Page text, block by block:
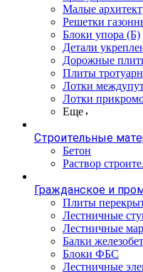
Малые
Решетки
Блоки упора (Б)
Детали
Дорожные
Плиты
Лотки
Лотки
Еще
Строительные
Бетон
Раствор
Гражданское и
Плиты
Лестничные
Лестничные
Балки
Блоки ФБС
Лестничные